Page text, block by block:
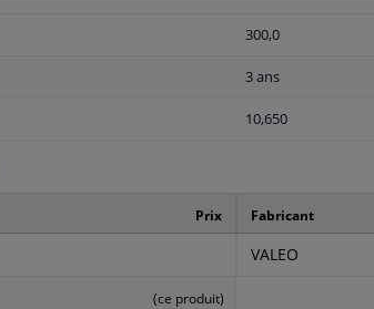
300,0
3 ans
10,650
Prix
(ce produit)
Fabricant
VALEO